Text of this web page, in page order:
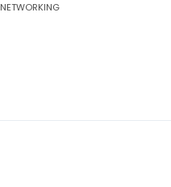
NETWORKING